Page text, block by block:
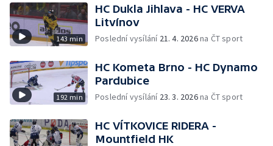
143 min
HC Dukla Jihlava - HC VERVA
Litvínov
Poslední vysílání 21. 4. 2026na ČT sport
192 min
HC Kometa Brno - HC Dynamo
Pardubice
Poslední vysílání 23. 3. 2026na ČT sport
HC VÍTKOVICE RIDERA -
Mountfield HK